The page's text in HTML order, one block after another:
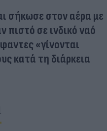
σήκωσε στον αέρα με
πιστό σε ινδικό ναό
«γίνονται
κατά τη διάρκεια